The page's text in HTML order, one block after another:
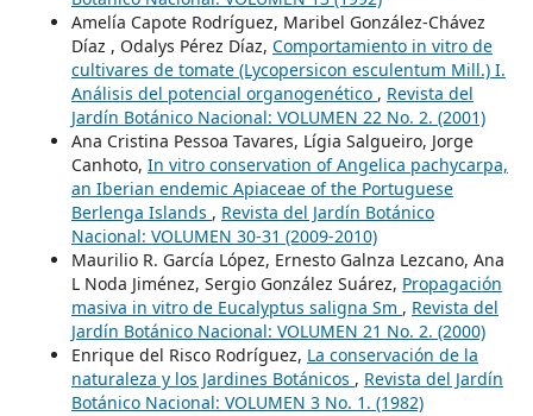
Amelía Capote Rodríguez, Maribel González-Chávez
Díaz , Odalys Pérez Díaz, Comportamiento in vitro de
cultivares de tomate (Lycopersicon esculentum Mill.) I.
Análisis del potencial organogenético , Revista del
Jardín Botánico Nacional: VOLUMEN 22 No. 2. (2001)
Ana Cristina Pessoa Tavares, Lígia Salgueiro, Jorge
Canhoto, In vitro conservation of Angelica pachycarpa,
an Iberian endemic Apiaceae of the Portuguese
Berlenga Islands , Revista del Jardín Botánico
Nacional: VOLUMEN 30-31 (2009-2010)
Maurilio R. García López, Ernesto Galnza Lezcano, Ana
L Noda Jiménez, Sergio González Suárez, Propagación
masiva in vitro de Eucalyptus saligna Sm , Revista del
Jardín Botánico Nacional: VOLUMEN 21 No. 2. (2000)
Enrique del Risco Rodríguez, La conservación de la
naturaleza y los Jardines Botánicos , Revista del Jardín
Botánico Nacional: VOLUMEN 3 No. 1. (1982)